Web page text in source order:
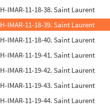
H-IMAR-11-18-38. Saint Laurent
H-IMAR-11-18-39. Saint Laurent
H-IMAR-11-18-40. Saint Laurent
H-IMAR-11-19-41. Saint Laurent
H-IMAR-11-19-42. Saint Laurent
H-IMAR-11-19-43. Saint Laurent
H-IMAR-11-19-44. Saint Laurent